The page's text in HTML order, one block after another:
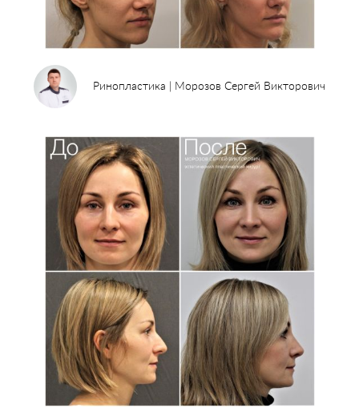
Пластические операции
Пластические хирурги
Пациентам пластической хирургии
Анализы перед операцией
До и после пластической операции
Внести предоплату
Отделение пластической хирургии
Процедуры Врачи-косметологи
Пациентам косметологии Оборудование
До и после косметологии
Ринопластика | Морозов Сергей Викторович